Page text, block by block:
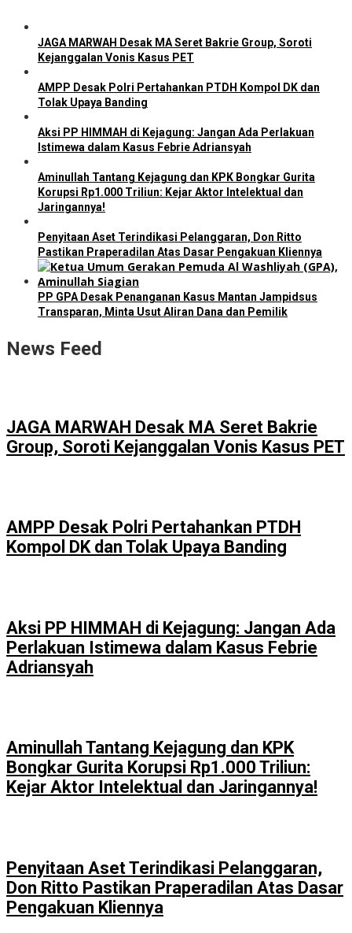
JAGA MARWAH Desak MA Seret Bakrie Group, Soroti
Kejanggalan Vonis Kasus PET
AMPP Desak Polri Pertahankan PTDH Kompol DK dan
Tolak Upaya Banding
Aksi PP HIMMAH di Kejagung: Jangan Ada Perlakuan
Istimewa dalam Kasus Febrie Adriansyah
Aminullah Tantang Kejagung dan KPK Bongkar Gurita
Korupsi Rp1.000 Triliun: Kejar Aktor Intelektual dan
Jaringannya!
Penyitaan Aset Terindikasi Pelanggaran, Don Ritto
Pastikan Praperadilan Atas Dasar Pengakuan Kliennya
PP GPA Desak Penanganan Kasus Mantan Jampidsus
Transparan, Minta Usut Aliran Dana dan Pemilik
News Feed
JAGA MARWAH Desak MA Seret Bakrie
Group, Soroti Kejanggalan Vonis Kasus PET
AMPP Desak Polri Pertahankan PTDH
Kompol DK dan Tolak Upaya Banding
Aksi PP HIMMAH di Kejagung: Jangan Ada
Perlakuan Istimewa dalam Kasus Febrie
Adriansyah
Aminullah Tantang Kejagung dan KPK
Bongkar Gurita Korupsi Rp1.000 Triliun:
Kejar Aktor Intelektual dan Jaringannya!
Penyitaan Aset Terindikasi Pelanggaran,
Don Ritto Pastikan Praperadilan Atas Dasar
Pengakuan Kliennya